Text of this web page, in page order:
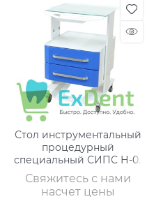
Стол инструментальный
процедурный
специальный СИПС Н-01
Свяжитесь с нами
насчет цены